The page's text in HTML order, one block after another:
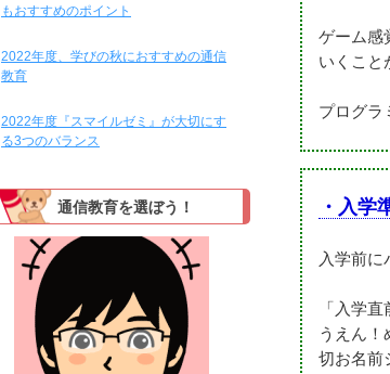
ゲーム感
いくこと
プログラ
・入学
入学前に
「入学
うえん！
切お名前
もおすすめのポイント
2022年度、学びの秋におすすめの通信
教育
2022年度『スマイルゼミ』が大切にす
る3つのバランス
通信教育を選ぼう！